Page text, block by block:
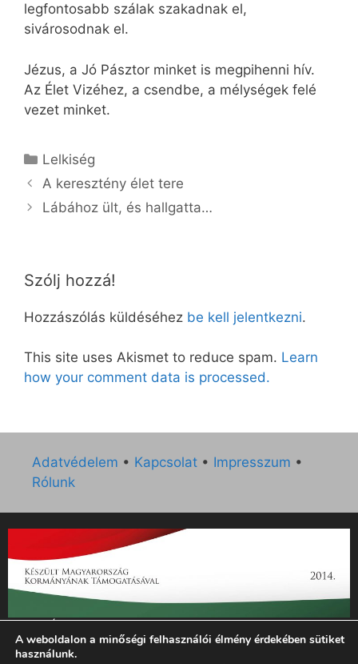
legfontosabb szálak szakadnak el,
sivárosodnak el.
Jézus, a Jó Pásztor minket is megpihenni hív.
Az Élet Vizéhez, a csendbe, a mélységek felé
vezet minket.
Kategória
Lelkiség
A keresztény élet tere
Lábához ült, és hallgatta…
Szólj hozzá!
Hozzászólás küldéséhez be kell jelentkezni.
This site uses Akismet to reduce spam. Learn
how your comment data is processed.
Adatvédelem • Kapcsolat • Impresszum •
Rólunk
„Az Új Ember katolikus hetilap 2014. évi működésének
támogatását az EGYH-KCP-14-P-0121 sz. támogatási
szerződés keretében 3 000 000 Ft összegben támogatta az
A weboldalon a minőségi felhasználói élmény érdekében sütiket
használunk.